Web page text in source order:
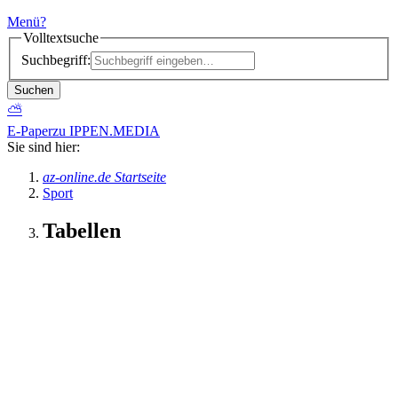
Menü?
Volltextsuche
Suchbegriff:
Suchen
⛅
E-Paperzu IPPEN.MEDIA
Sie sind hier:
az-online.de Startseite
Sport
Tabellen